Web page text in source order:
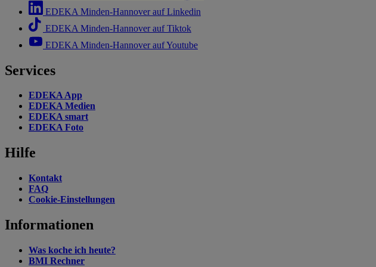
EDEKA Minden-Hannover auf Linkedin
EDEKA Minden-Hannover auf Tiktok
EDEKA Minden-Hannover auf Youtube
Services
EDEKA App
EDEKA Medien
EDEKA smart
EDEKA Foto
Hilfe
Kontakt
FAQ
Cookie-Einstellungen
Informationen
Was koche ich heute?
BMI Rechner